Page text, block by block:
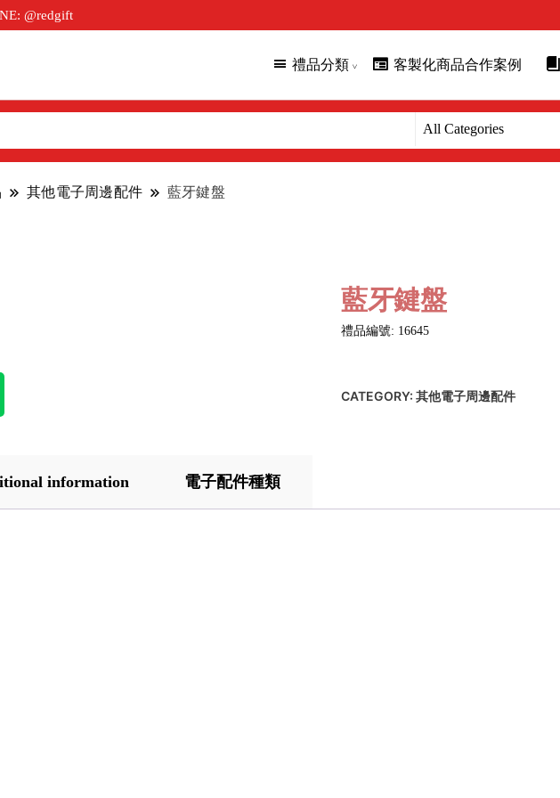
@redgift
禮品分類 客製化商品合作案例
其他電子周邊配件 藍牙鍵盤
藍牙鍵盤
禮品編號: 16645
CATEGORY:其他電子周邊配件
information 電子配件種類